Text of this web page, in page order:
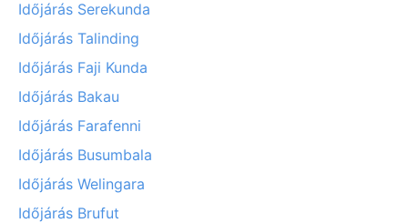
Időjárás Serekunda
Időjárás Talinding
Időjárás Faji Kunda
Időjárás Bakau
Időjárás Farafenni
Időjárás Busumbala
Időjárás Welingara
Időjárás Brufut